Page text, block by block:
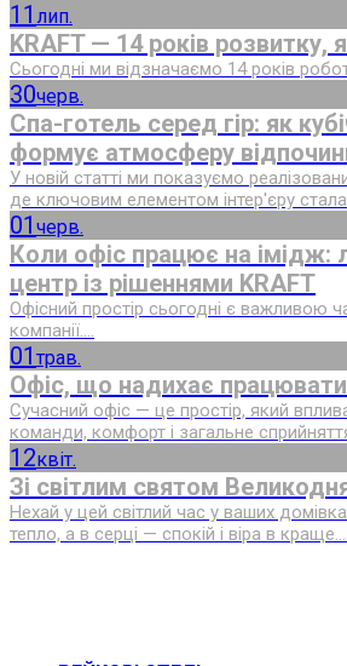
11 лип.
KRAFT — 14 років розвитку,
Сьогодні ми відзначаємо 14 років
30черв.
Спа-готель серед гір: як
формує атмосферу
У новій статті ми показуємо
де ключовим елементом інтер'єру
01 черв.
Коли офіс працює на імідж:
центр із рішеннями KRAFT
Офісний простір сьогодні є важливою
компанії....
01 трав.
Офіс, що надихає працювати
Сучасний офіс — це простір, який
команди, комфорт і загальне
12квіт.
Зі світлим святом
Нехай у цей світлий час у ваших
тепло, а в серці — спокій і віра в краще....